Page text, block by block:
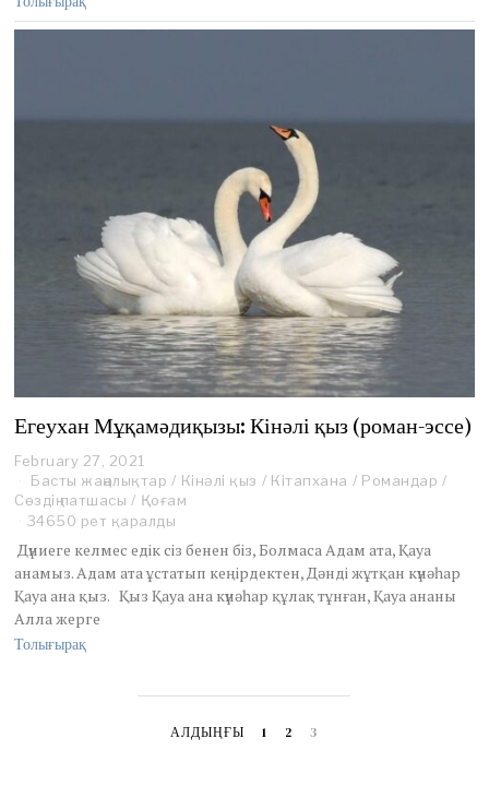
2
Егеухан Мұқамәдиқызы: Кінәлі қыз (роман-эссе)
February 27, 2021
e
p
t
m
b
e
0
Басты жаңалықтар / Кінәлі қыз / Кітапхана / Романдар /
Сөздің патшасы / Қоғам
34650 рет қаралды
Дүниеге келмес едік сіз бенен біз, Болмаса Адам ата, Қауа
анамыз. Адам ата ұстатып кеңірдектен, Дәнді жұтқан күнәһар
Қауа ана қыз. Қыз Қауа ана күнәһар құлақ тұнған, Қауа ананы
Алла жерге
Толығырақ
АЛДЫҢҒЫ 1 2 3